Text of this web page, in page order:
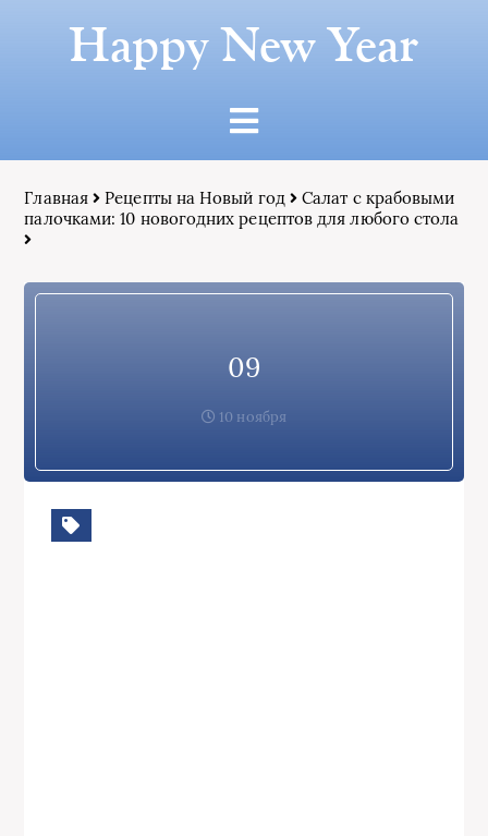
Happy New Year
Главная Рецепты на Новый год
Салат с крабовыми
палочками: 10 новогодних рецептов для любого стола
09
10 ноября